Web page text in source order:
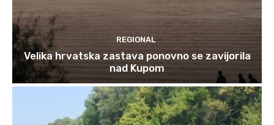
REGIONAL
Velika hrvatska zastava ponovno se zavijorila
nad Kupom